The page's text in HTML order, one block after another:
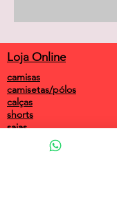
Loja Online
camisas
camisetas/pólos
calças
shorts
saias